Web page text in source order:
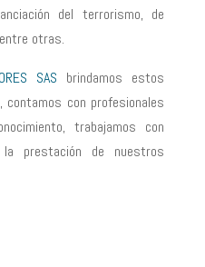
del terrorismo, de
otras.
SAS brindamos estos
contamos con profesionales
trabajamos con
prestación de nuestros